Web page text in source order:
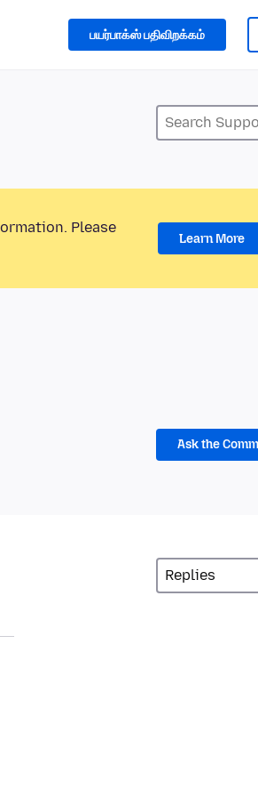
பயர்பாக்ஸ் பதிவிறக்கம்
Please
Learn More
Ask the